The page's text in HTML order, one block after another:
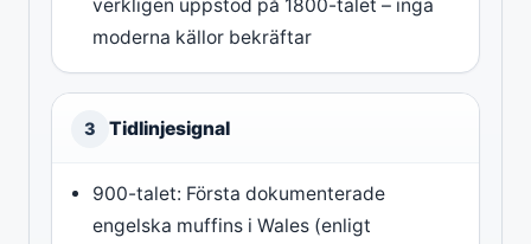
verkligen uppstod på 1800-talet – inga
moderna källor bekräftar
3 Tidlinjesignal
900-talet: Första dokumenterade
engelska muffins i Wales (enligt